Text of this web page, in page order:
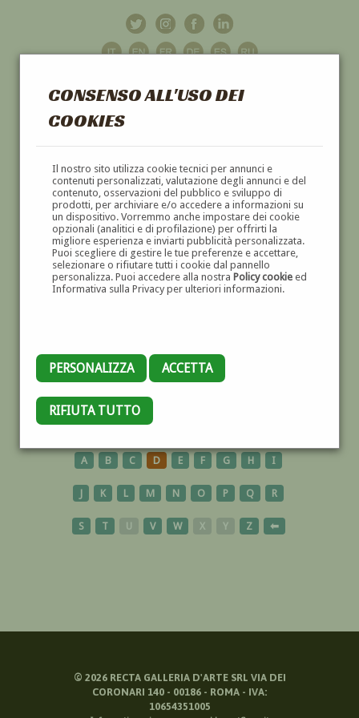
CONSENSO ALL'USO DEI
COOKIES
Il nostro sito utilizza cookie tecnici per annunci e
contenuti personalizzati, valutazione degli annunci e del
contenuto, osservazioni del pubblico e sviluppo di
prodotti, per archiviare e/o accedere a informazioni su
un dispositivo. Vorremmo anche impostare dei cookie
opzionali (analitici e di profilazione) per offrirti la
migliore esperienza e inviarti pubblicità personalizzata.
Puoi scegliere di gestire le tue preferenze e accettare,
selezionare o rifiutare tutti i cookie dal pannello
personalizza. Puoi accedere alla nostra Policy cookieed
Informativa sulla Privacy per ulteriori informazioni.
PERSONALIZZA ACCETTA
RIFIUTA TUTTO
GALLERIAD'ARTE
DIPINTI E SCULTURE '800 E '900
MOLDAVIA
A B C D E F G H I
J K L M N O P Q R
S T U V W X Y Z ⬅
© 2026RECTA GALLERIA D'ARTE SRL VIA DEI
CORONARI 140 - 00186 - ROMA - IVA:
10654351005